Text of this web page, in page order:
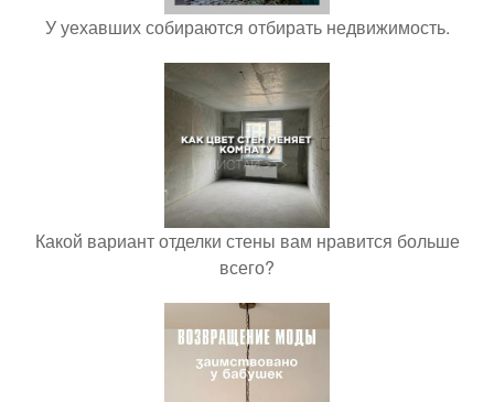
У уехавших собираются отбирать недвижимость.
Какой вариант отделки стены вам нравится больше
всего?